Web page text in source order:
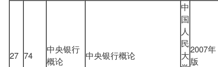
27 74
中央银行
概论
中央银行概论
中
国
人
民
大
2007年
版